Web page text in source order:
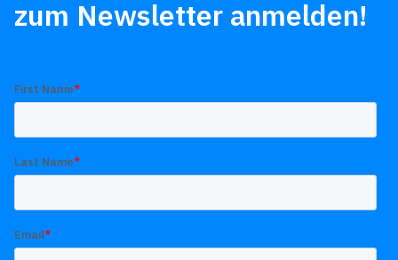
zum Newsletter anmelden!